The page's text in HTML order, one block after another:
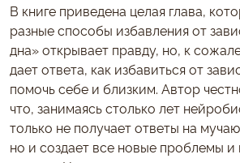
В книге приведена целая глава,
разные способы избавления от
дна» открывает правду, но, к
дает ответа, как избавиться от
помочь себе и близким. Автор
что, занимаясь столько лет
только не получает ответы на
но и создает все новые проблемы